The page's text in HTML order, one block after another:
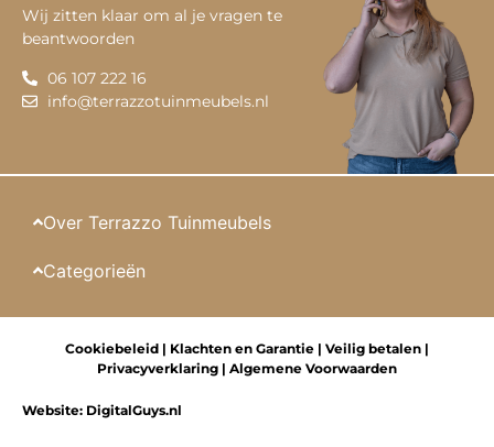
Wij zitten klaar om al je vragen te
beantwoorden
06 107 222 16
info@terrazzotuinmeubels.nl
Over Terrazzo Tuinmeubels
Categorieën
Website: DigitalGuys.nl
Cookiebeleid | Klachten en Garantie | Veilig betalen |
Privacyverklaring | Algemene Voorwaarden